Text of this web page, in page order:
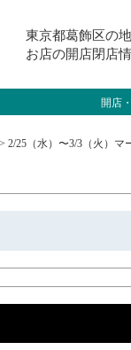
東京都葛飾区の
お店の開店閉店
開店
> 2/25（水）〜3/3（火）マ